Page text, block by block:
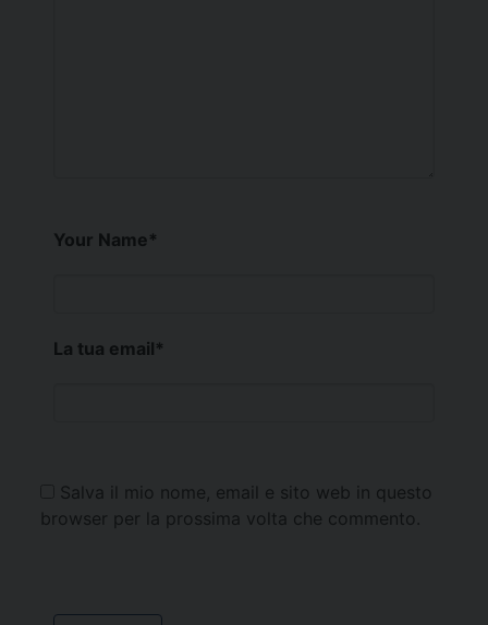
Your Name*
La tua email*
Salva il mio nome, email e sito web in questo
browser per la prossima volta che commento.